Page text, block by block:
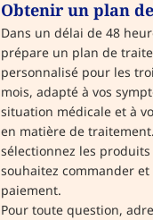
Obtenir un plan
Dans un délai de 48
prépare un plan de
personnalisé pour les
mois, adapté à vos
situation médicale et à
en matière de
sélectionnez les produits
souhaitez commander et
paiement.
Pour toute question,